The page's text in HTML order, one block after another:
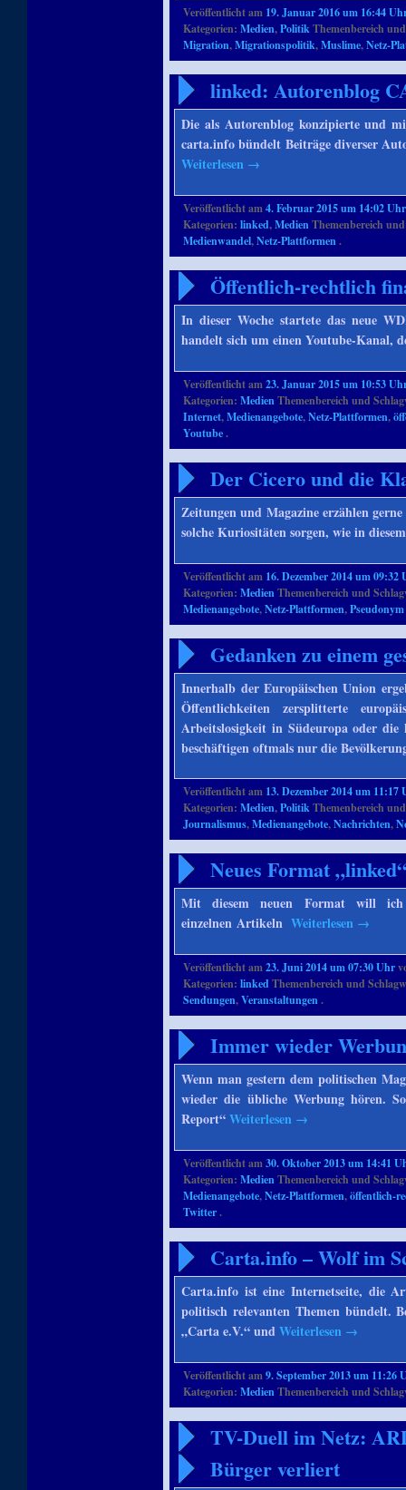
Veröffentlicht am 19. Januar 2016 um 16:44
Kategorien:Medien,PolitikThemenbereich
Migration,Migrationspolitik,Muslime,Netz-
linked: Autorenblog
Die als Autorenblog konzipierte und
carta.info bündelt Beiträge diverser
Weiterlesen →
Veröffentlicht am4. Februar 2015 um 14:02 Uhr
Kategorien:linked,MedienThemenbereich
Medienwandel,Netz-Plattformen.
Öffentlich-rechtlich
In dieser Woche startete das neue
handelt sich um einen Youtube-Kanal,
Veröffentlicht am23. Januar 2015 um 10:53
Kategorien:MedienThemenbereich und
Internet,Medienangebote,Netz-Plattformen,
Youtube.
Der Cicero und die
Zeitungen und Magazine erzählen
solche Kuriositäten sorgen, wie in
Veröffentlicht am 16. Dezember 2014 um 09:32
Kategorien:MedienThemenbereich und
Medienangebote,Netz-Plattformen,Pseudonym
Gedanken zu einem
Innerhalb der Europäischen Union
Öffentlichkeiten zersplitterte
Arbeitslosigkeit in Südeuropa oder
beschäftigen oftmals nur die
Veröffentlicht am 13. Dezember 2014 um 11:17
Kategorien:Medien,PolitikThemenbereich
Journalismus,Medienangebote,Nachrichten,
Neues Format
Mit diesem neuen Format will ich
einzelnen ArtikelnWeiterlesen →
Veröffentlicht am23. Juni 2014 um 07:30 Uhr
Kategorien:linkedThemenbereich und
Sendungen,Veranstaltungen.
Immer wieder
Wenn man gestern dem politischen
wieder die übliche Werbung hören.
Report“Weiterlesen →
Veröffentlicht am30. Oktober 2013 um 14:41
Kategorien:MedienThemenbereich und
Medienangebote,Netz-Plattformen,öffentlich-
Twitter.
Carta.info – Wolf im
Carta.info ist eine Internetseite, die
politisch relevanten Themen bündelt.
„Carta e.V.“ undWeiterlesen →
Veröffentlicht am9. September 2013 um 11:26
Kategorien:MedienThemenbereich und
TV-Duell im Netz:
Bürger verliert